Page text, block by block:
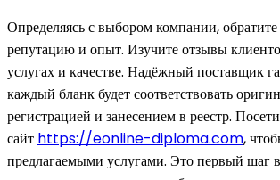
Определяясь с выбором компании,
репутацию и опыт. Изучите отзывы
услугах и качестве. Надёжный поставщик
каждый бланк будет соответствовать
регистрацией и занесением в реестр.
сайт https://eonline-diploma.com,
предлагаемыми услугами. Это первый шаг